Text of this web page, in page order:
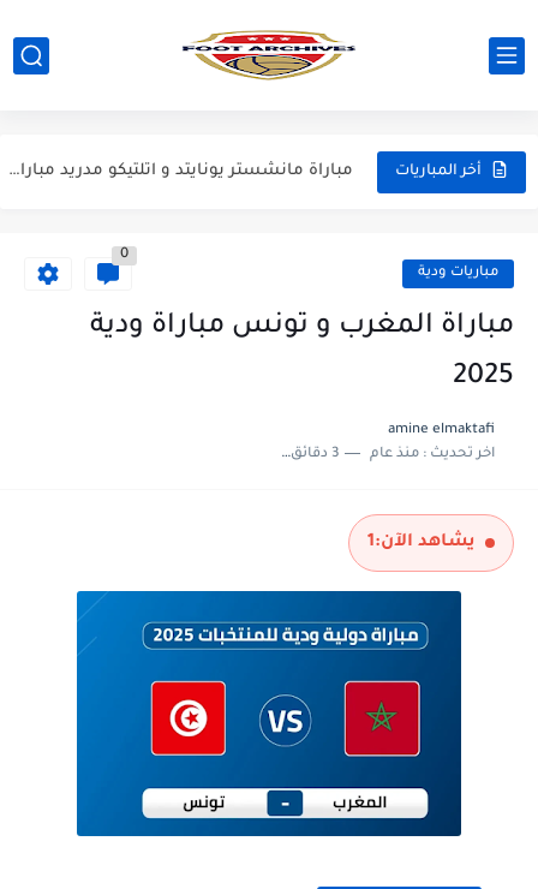
أخر المباريات
مباراة برشلونة و اودينيزي مباراة ودية 2026
مباراة برشلونة و نوتينغهام فوريست مباراة ودية 2026
مباراة مانشستر يونايتد و اتلتيكو مدريد مباراة ودية 2026
مباريات ودية
0
مباراة المغرب و تونس مباراة ودية
2025
amine elmaktafi
اخر تحديث :منذ عام 3 دقائق للقراءة
يشاهد الآن:1